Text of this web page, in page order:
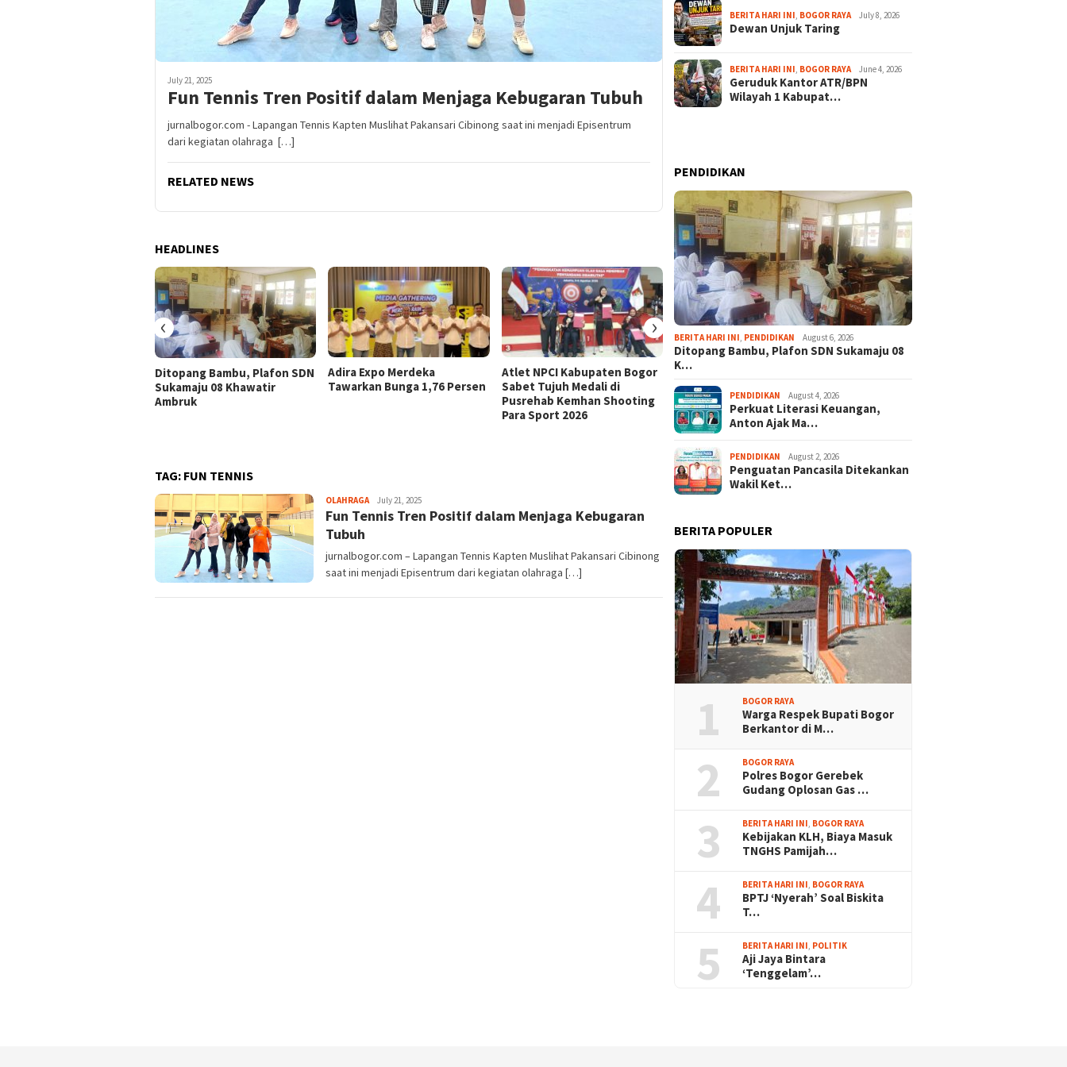
July 21, 2025
Fun Tennis Tren Positif dalam Menjaga Kebugaran Tubuh
jurnalbogor.com - Lapangan Tennis Kapten Muslihat Pakansari Cibinong saat ini menjadi Episentrum
dari kegiatan olahraga […]
RELATED NEWS
HEADLINES
Ditopang Bambu, Plafon SDN
Sukamaju 08 Khawatir
Ambruk
Adira Expo Merdeka
Tawarkan Bunga 1,76 Persen
Atlet NPCI Kabupaten Bogor
Sabet Tujuh Medali di
Pusrehab Kemhan Shooting
Para Sport 2026
Ajang Promosi Wisata,
Ratusan Peserta Ikuti Tour
Malasari Halimun Salak 2026
‹ ›
TAG: FUN TENNIS
OLAHRAGAAga
Alamanda
July 21, 2025
Fun Tennis Tren Positif dalam Menjaga Kebugaran
Tubuh
jurnalbogor.com – Lapangan Tennis Kapten Muslihat Pakansari Cibinong
saat ini menjadi Episentrum dari kegiatan olahraga […]
BERITA HARI INI BOGOR RAYA July 8, 2026
Dewan Unjuk Taring
BERITA HARI INI BOGOR RAYA June 4, 2026
Geruduk Kantor ATR/BPN
Wilayah 1 Kabupat…
PENDIDIKAN
BERITA HARI INI PENDIDIKAN August 6, 2026
Ditopang Bambu, Plafon SDN Sukamaju 08
K…
PENDIDIKAN August 4, 2026
Perkuat Literasi Keuangan,
Anton Ajak Ma…
PENDIDIKAN August 2, 2026
Penguatan Pancasila Ditekankan
Wakil Ket…
BERITA POPULER
1 BOGOR RAYA
Warga Respek Bupati Bogor
Berkantor di M…
2 BOGOR RAYA
Polres Bogor Gerebek
Gudang Oplosan Gas …
3 BERITA HARI INI, BOGOR RAYA
Kebijakan KLH, Biaya Masuk
TNGHS Pamijah…
4 BERITA HARI INI, BOGOR RAYA
BPTJ ‘Nyerah’ Soal Biskita
T…
5 BERITA HARI INI, POLITIK
Aji Jaya Bintara
‘Tenggelam’…